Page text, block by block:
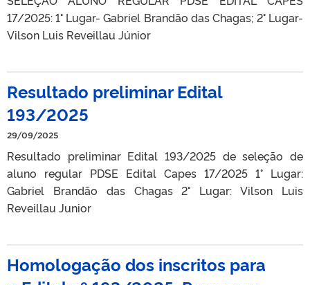
17/2025: 1° Lugar- Gabriel Brandão das Chagas; 2° Lugar-
Vilson Luis Reveillau Júnior
Resultado preliminar Edital
193/2025
29/09/2025
Resultado preliminar Edital 193/2025 de seleção de
aluno regular PDSE Edital Capes 17/2025 1° Lugar:
Gabriel Brandão das Chagas 2° Lugar: Vilson Luis
Reveillau Junior
Homologação dos inscritos para